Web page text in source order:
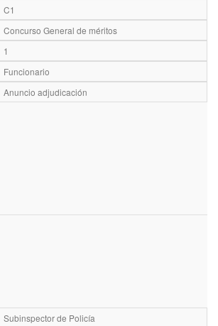
C1
Concurso General de méritos
1
Funcionario
Anuncio adjudicación
Subinspector de Policía